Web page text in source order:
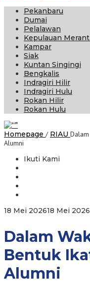
Pekanbaru
Dumai
Pelalawan
Kepulauan
Kampar
Siak
Kuntan Singingi
Bengkalis
Indragiri Hilir
Indragiri Hulu
Rokan Hilir
Rokan Hulu
Homepage / RIAU
Alumni
Ikuti Kami
18 Mei 202618 Mei 2026
Dalam
Bentuk
Alumni